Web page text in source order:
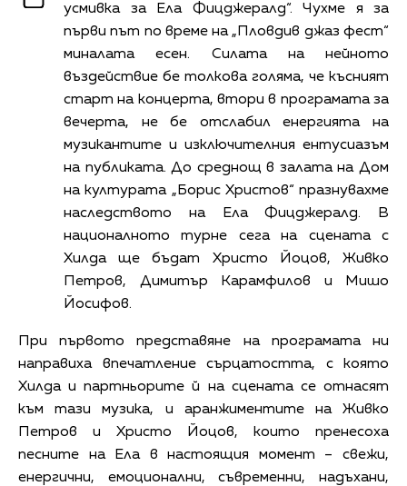
усмивка за Ела Фицджералд“. Чухме я за
първи път по време на „Пловдив джаз фест“
миналата есен. Силата на нейното
въздействие бе толкова голяма, че късният
старт на концерта, втори в програмата за
вечерта, не бе отслабил енергията на
музикантите и изключителния ентусиазъм
на публиката. До среднощ в залата на Дом
на културата „Борис Христов“ празнувахме
наследството на Ела Фицджералд. В
националното турне сега на сцената с
Хилда ще бъдат Христо Йоцов, Живко
Петров, Димитър Карамфилов и Мишо
Йосифов.
При първото представяне на програмата ни
направиха впечатление сърцатостта, с която
Хилда и партньорите й на сцената се отнасят
към тази музика, и аранжиментите на Живко
Петров и Христо Йоцов, които пренесоха
песните на Ела в настоящия момент – свежи,
енергични, емоционални, съвременни, надъхани,